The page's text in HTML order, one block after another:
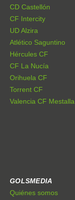
CD Castellón
CF Intercity
UD Alzira
Atlético Saguntino
Hércules CF
CF La Nucía
Orihuela CF
Torrent CF
Valencia CF Mestalla
GOLSMEDIA
Quiénes somos